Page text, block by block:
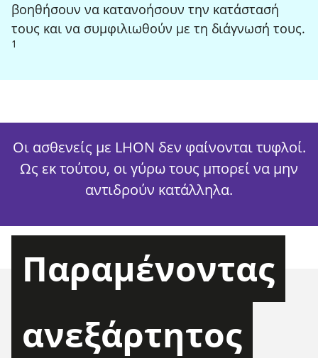
βοηθήσουν να κατανοήσουν την κατάστασή
τους και να συμφιλιωθούν με τη διάγνωσή τους.
Footnote
1
Οι ασθενείς με LHON δεν φαίνονται τυφλοί.
Ως εκ τούτου, οι γύρω τους μπορεί να μην
αντιδρούν κατάλληλα.
Παραμένοντας
ανεξάρτητος